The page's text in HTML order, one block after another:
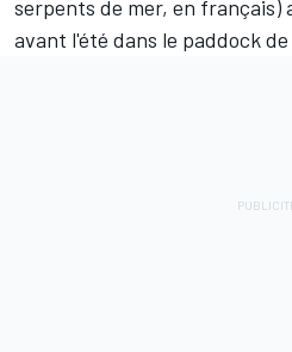
serpents de mer, en français)
avant l'été dans le paddock de